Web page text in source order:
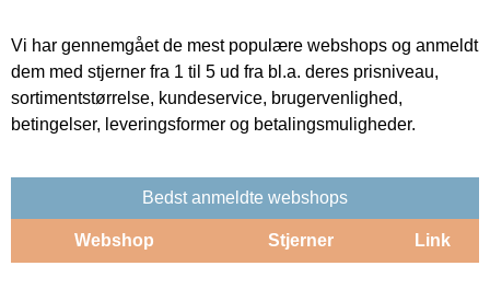
Vi har gennemgået de mest populære webshops og anmeldt
dem med stjerner fra 1 til 5 ud fra bl.a. deres prisniveau,
sortimentstørrelse, kundeservice, brugervenlighed,
betingelser, leveringsformer og betalingsmuligheder.
Bedst anmeldte webshops
Webshop Stjerner Link